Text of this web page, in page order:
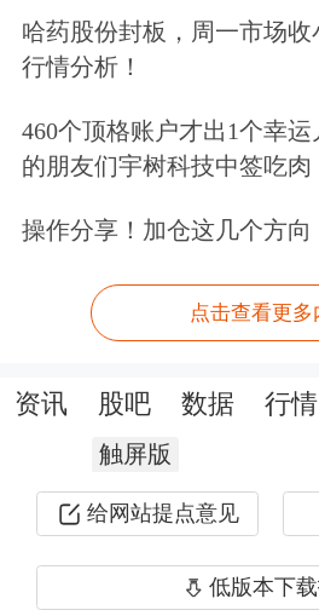
记者，满洲里是“
能激活口岸潜能。“我
以‘技术赋能+制度创
率大幅提升、贸易
综合
全力打造全国边境口
样板。”他说。
二连浩特市市长马海
哈药股份封板，周一市场
行情分析！
460个顶格账户才出1个幸
的朋友们宇树科技中签吃肉
操作分享！加仓这几个方向
点击查看更多
资讯 股吧 数据 行情
触屏版
给网站提点意见
低版本下